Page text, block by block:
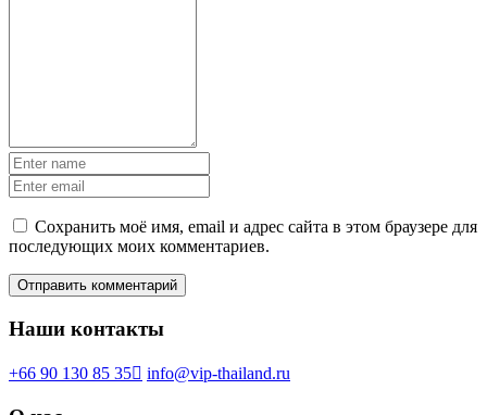
Сохранить моё имя, email и адрес сайта в этом браузере для
последующих моих комментариев.
Наши контакты
+66 90 130 85 35 info@vip-thailand.ru